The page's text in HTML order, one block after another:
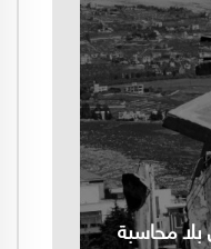
محاسبة